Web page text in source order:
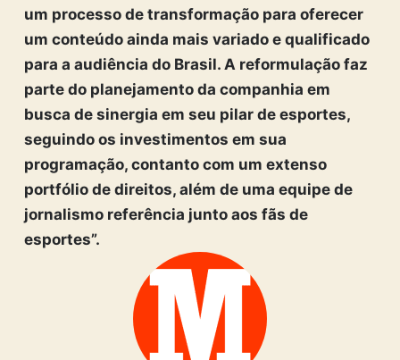
um processo de transformação para oferecer
um conteúdo ainda mais variado e qualificado
para a audiência do Brasil. A reformulação faz
parte do planejamento da companhia em
busca de sinergia em seu pilar de esportes,
seguindo os investimentos em sua
programação, contanto com um extenso
portfólio de direitos, além de uma equipe de
jornalismo referência junto aos fãs de
esportes”.